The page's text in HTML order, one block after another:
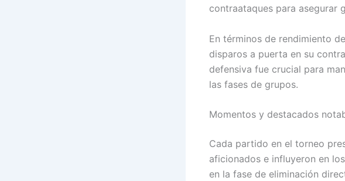
contraataques para asegurar
En términos de rendimiento
disparos a puerta en su
defensiva fue crucial para
las fases de grupos.
Momentos y destacados
Cada partido en el torneo
aficionados e influyeron en
en la fase de eliminación